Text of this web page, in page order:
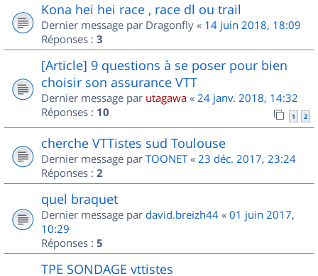
Kona hei hei race , race dl ou trail
Dernier message par Dragonfly « 14 juin 2018, 18:09
Réponses : 3
[Article] 9 questions à se poser pour bien
choisir son assurance VTT
Dernier message par utagawa « 24 janv. 2018, 14:32
Réponses : 10 1 2
cherche VTTistes sud Toulouse
Dernier message par TOONET« 23 déc. 2017, 23:24
Réponses : 2
quel braquet
Dernier message par david.breizh44 « 01 juin 2017,
10:29
Réponses : 5
TPE SONDAGE vttistes